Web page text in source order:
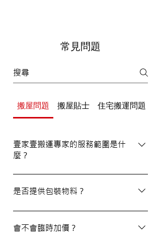
常見問題
搬屋問題 搬屋貼士 住宅搬運問題
壹家壹搬運專家的服務範圍是什
麼？
壹家壹搬運專家的服務覆蓋港九及新界，無
論是一般搬屋服務還是商務搬遷，我們都能
是否提供包裝物料？
是的，我們會為客戶提供包裝物料。如有需
要，請隨時與我們的客戶服務員查詢。
會不會臨時加價？